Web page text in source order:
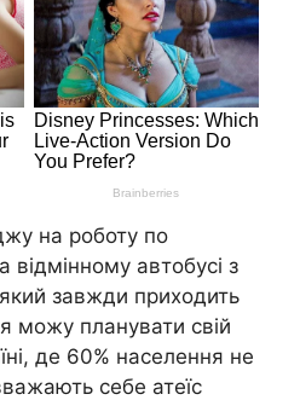
на роботу по
відмінному автобусі з
завжди приходить
можу планувати свій
де 60% населення не
себе атеїс